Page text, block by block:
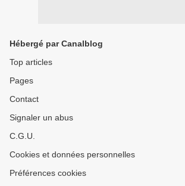
Hébergé par Canalblog
Top articles
Pages
Contact
Signaler un abus
C.G.U.
Cookies et données personnelles
Préférences cookies